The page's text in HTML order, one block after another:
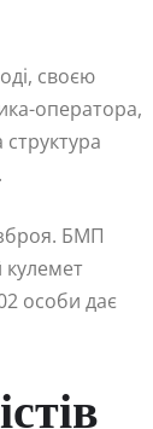
своєю
оператора,
БМП
особи дає